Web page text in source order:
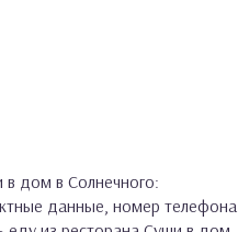
дом в Солнечного:
данные, номер телефона